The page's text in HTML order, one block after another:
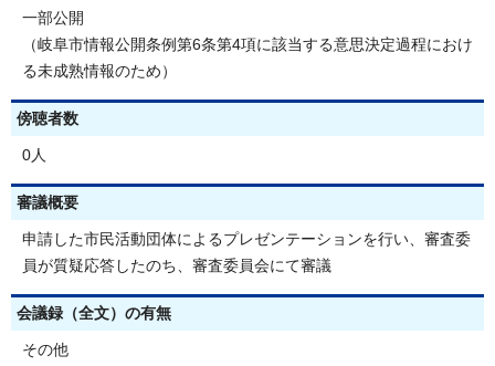
一部公開
（岐阜市情報公開条例第6条第4項に該当する意思決定過程におけ
る未成熟情報のため）
傍聴者数
0人
審議概要
申請した市民活動団体によるプレゼンテーションを行い、審査委
員が質疑応答したのち、審査委員会にて審議
会議録（全文）の有無
その他